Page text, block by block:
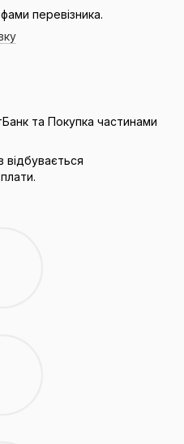
перевізника.
та Покупка частинами
відбувається